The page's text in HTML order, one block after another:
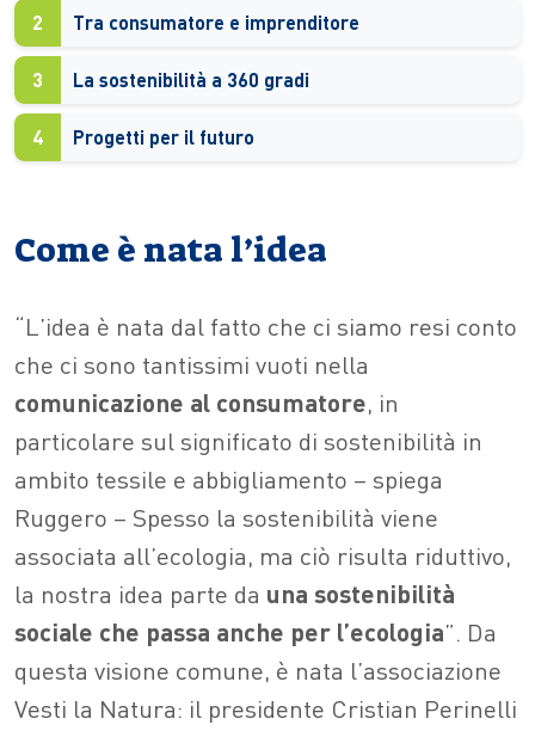
2 Tra consumatore e imprenditore
3 La sostenibilità a 360 gradi
4 Progetti per il futuro
Come è nata l’idea
“L’idea è nata dal fatto che ci siamo resi conto
che ci sono tantissimi vuoti nella
comunicazione al consumatore, in
particolare sul significato di sostenibilità in
ambito tessile e abbigliamento – spiega
Ruggero – Spesso la sostenibilità viene
associata all’ecologia, ma ciò risulta riduttivo,
la nostra idea parte da una sostenibilità
sociale che passa anche per l’ecologia”. Da
questa visione comune, è nata l’associazione
Vesti la Natura: il presidente Cristian Perinelli